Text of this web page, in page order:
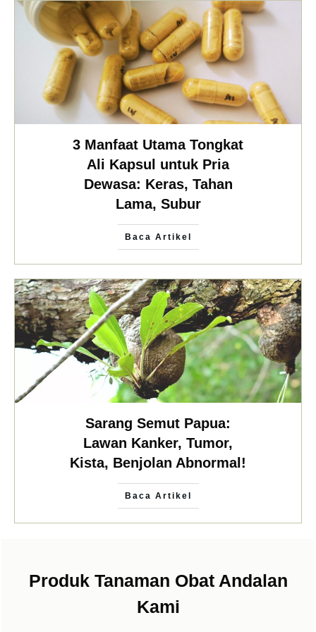
3 Manfaat Utama Tongkat
Ali Kapsul untuk Pria
Dewasa: Keras, Tahan
Lama, Subur
Baca Artikel
Sarang Semut Papua:
Lawan Kanker, Tumor,
Kista, Benjolan Abnormal!
Baca Artikel
Produk Tanaman Obat Andalan
Kami